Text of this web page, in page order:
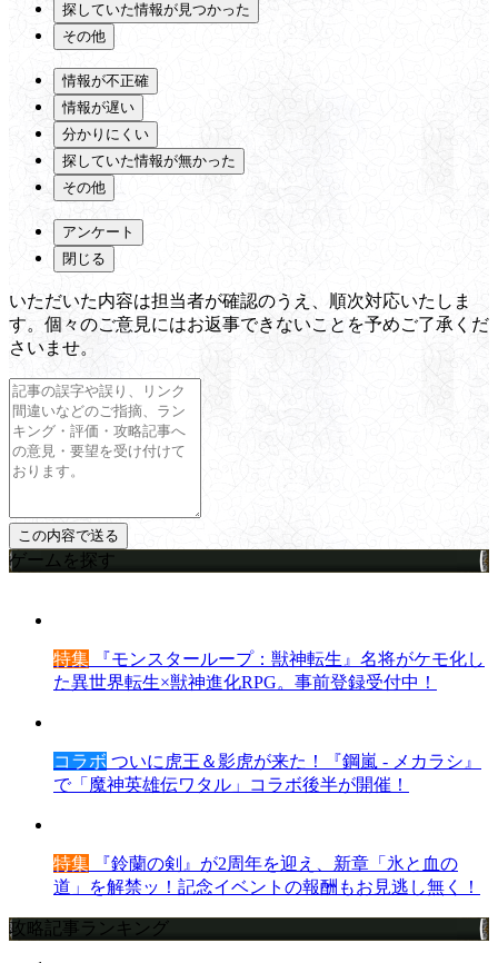
探していた情報が見つかった
その他
情報が不正確
情報が遅い
分かりにくい
探していた情報が無かった
その他
アンケート
閉じる
いただいた内容は担当者が確認のうえ、順次対応いたしま
す。個々のご意見にはお返事できないことを予めご了承くだ
さいませ。
ゲームを探す
特集 『モンスターループ：獣神転生』名将がケモ化し
た異世界転生×獣神進化RPG。事前登録受付中！
コラボ ついに虎王＆影虎が来た！『鋼嵐 - メカラシ』
で「魔神英雄伝ワタル」コラボ後半が開催！
特集 『鈴蘭の剣』が2周年を迎え、新章「氷と血の
道」を解禁ッ！記念イベントの報酬もお見逃し無く！
攻略記事ランキング